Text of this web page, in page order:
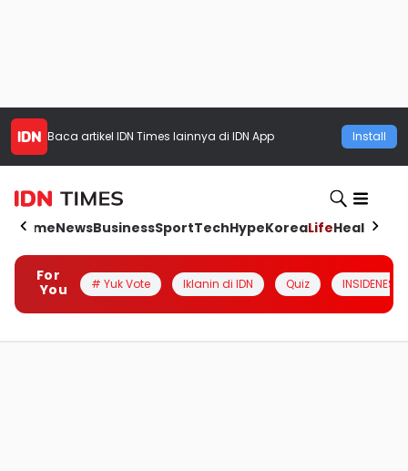
Baca artikel IDN Times lainnya di IDN App Install
HomeNewsBusinessSportTechHypeKoreaLifeHealth
For
You
# Yuk Vote Iklanin di IDN Quiz INSIDENESIA